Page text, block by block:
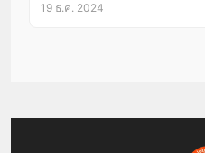
19 ธ.ค. 2024